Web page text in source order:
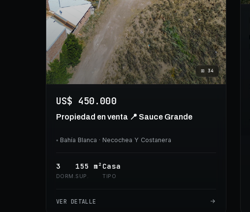
⊞34
US$ 450.000
Propiedad en venta 📍 Sauce Grande
◦ Bahía Blanca · Necochea Y Costanera
3
DORM.
155 m²
SUP.
Casa
TIPO
VER DETALLE